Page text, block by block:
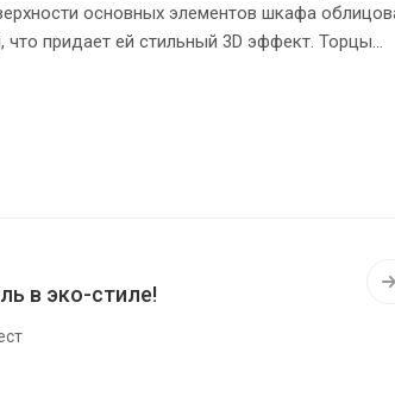
основных элементов шкафа
придает ей стильный 3D эффект. Торцы
ручки. Конструкция шкафа оснащена
в эко-стиле!